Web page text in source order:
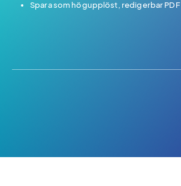
Spara som högupplöst, redigerbar PDF